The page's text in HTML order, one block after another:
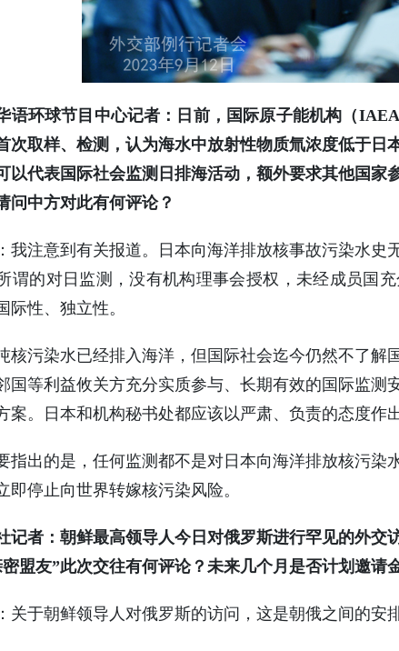
语环球节目中心记者：日前，国际原子能机构（
次取样、检测，认为海水中放射性物质氚浓度低于
以代表国际社会监测日排海活动，额外要求其他国
问中方对此有何评论？
我注意到有关报道。日本向海洋排放核事故污染水
谓的对日监测，没有机构理事会授权，未经成员国
际性、独立性。
核污染水已经排入海洋，但国际社会迄今仍然不了
国等利益攸关方充分实质参与、长期有效的国际监
案。日本和机构秘书处都应该以严肃、负责的态度作
指出的是，任何监测都不是对日本向海洋排放核污染
即停止向世界转嫁核污染风险。
记者：朝鲜最高领导人今日对俄罗斯进行罕见的外
密盟友”此次交往有何评论？未来几个月是否计划邀请
关于朝鲜领导人对俄罗斯的访问，这是朝俄之间的安排